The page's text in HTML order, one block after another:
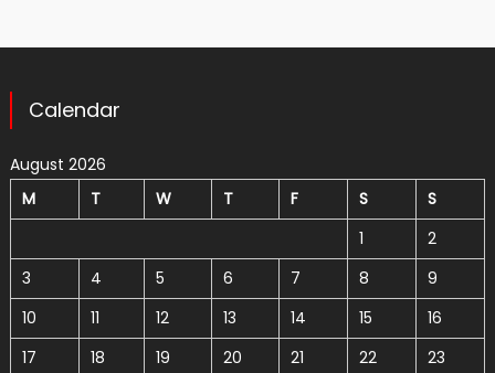
Calendar
August 2026
M
T W T F S
S
1
2
3
4 5 6 7 8
9
10
11 12 13 14 15
16
17
18 19 20 21 22
23